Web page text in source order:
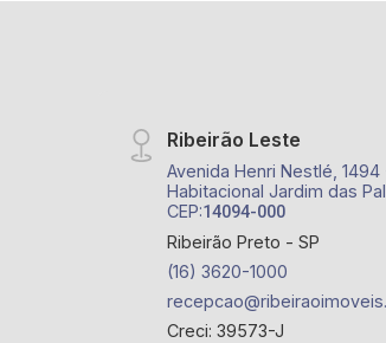
Ribeirão Leste
Avenida Henri Nestlé,
Habitacional Jardim das
CEP:14094-000
Ribeirão Preto - SP
(16) 3620-1000
Creci: 39573-J